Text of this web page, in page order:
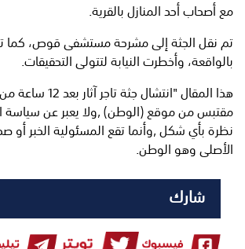
مع أصحاب أحد المنازل بالقرية.
تم نقل الجثة إلى مشرحة مستشفى قوص، كما
بالواقعة، وأخطرت النيابة لتتولى التحقيقات.
هذا المقال "انتشال جثة
مقتبس من موقع (الوطن) ,ولا يعبر عن
نظرة بأي شكل ,وأنما تقع المسئولية الخبر أو
الأصلى وهو الوطن.
شارك